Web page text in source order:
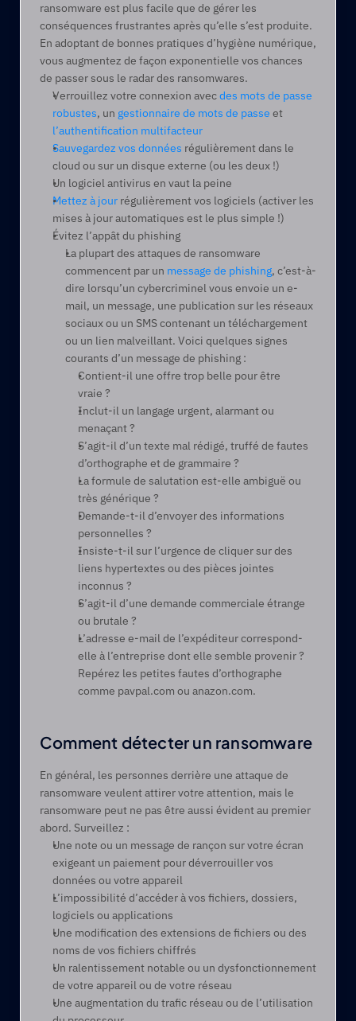
ransomware est plus facile que de gérer les
conséquences frustrantes après qu’elle s’est produite.
En adoptant de bonnes pratiques d’hygiène numérique,
vous augmentez de façon exponentielle vos chances
de passer sous le radar des ransomwares.
Verrouillez votre connexion avec des mots de passe
robustes, un gestionnaire de mots de passe
l’authentification multifacteur
Sauvegardez vos données régulièrement dans le
cloud ou sur un disque externe (ou les deux !)
Un logiciel antivirus en vaut la peine
Mettez à jour régulièrement vos logiciels (activer les
mises à jour automatiques est le plus simple !)
Évitez l’appât du phishing
La plupart des attaques de ransomware
commencent par un message de phishing, c’est-à-
dire lorsqu’un cybercriminel vous envoie un e-
mail, un message, une publication sur les réseaux
sociaux ou un SMS contenant un téléchargement
ou un lien malveillant. Voici quelques signes
courants d’un message de phishing :
Contient-il une offre trop belle pour être
vraie ?
Inclut-il un langage urgent, alarmant ou
menaçant ?
S’agit-il d’un texte mal rédigé, truffé de fautes
d’orthographe et de grammaire ?
La formule de salutation est-elle ambiguë ou
très générique ?
Demande-t-il d’envoyer des informations
personnelles ?
Insiste-t-il sur l’urgence de cliquer sur des
liens hypertextes ou des pièces jointes
inconnus ?
S’agit-il d’une demande commerciale étrange
ou brutale ?
L’adresse e-mail de l’expéditeur correspond-
elle à l’entreprise dont elle semble provenir ?
Repérez les petites fautes d’orthographe
comme pavpal.com ou anazon.com.
Comment détecter un ransomware
En général, les personnes derrière une attaque de
ransomware veulent attirer votre attention, mais le
ransomware peut ne pas être aussi évident au premier
abord. Surveillez :
Une note ou un message de rançon sur votre écran
exigeant un paiement pour déverrouiller vos
données ou votre appareil
L’impossibilité d’accéder à vos fichiers, dossiers,
logiciels ou applications
Une modification des extensions de fichiers ou des
noms de vos fichiers chiffrés
Un ralentissement notable ou un dysfonctionnement
de votre appareil ou de votre réseau
Une augmentation du trafic réseau ou de l’utilisation